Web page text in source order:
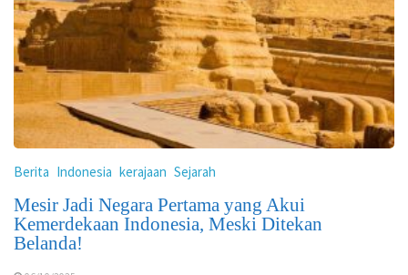
Berita Indonesia kerajaan Sejarah
Mesir Jadi Negara Pertama yang Akui
Kemerdekaan Indonesia, Meski Ditekan
Belanda!